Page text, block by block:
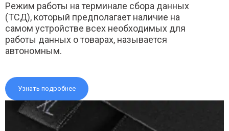
Режим работы на терминале сбора данных
(ТСД), который предполагает наличие на
самом устройстве всех необходимых для
работы данных о товарах, называется
автономным.
Узнать подробнее